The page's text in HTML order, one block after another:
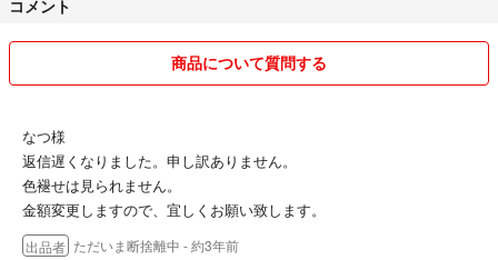
コメント
商品について質問する
なつ様
返信遅くなりました。申し訳ありません。
色褪せは見られません。
金額変更しますので、宜しくお願い致します。
出品者 ただいま断捨離中 - 約3年前